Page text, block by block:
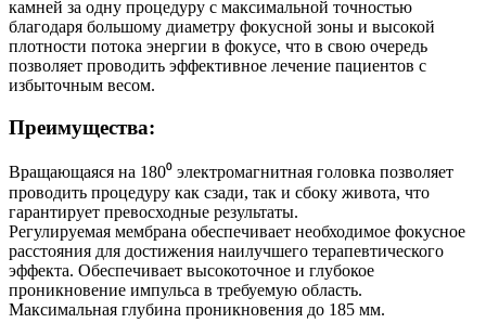
камней за одну процедуру с максимальной точностью
благодаря большому диаметру фокусной зоны и высокой
плотности потока энергии в фокусе, что в свою очередь
позволяет проводить эффективное лечение пациентов с
избыточным весом.
Преимущества:
Вращающаяся на 180⁰ электромагнитная головка позволяет
проводить процедуру как сзади, так и сбоку живота, что
гарантирует превосходные результаты.
Регулируемая мембрана обеспечивает необходимое фокусное
расстояния для достижения наилучшего терапевтического
эффекта. Обеспечивает высокоточное и глубокое
проникновение импульса в требуемую область.
Максимальная глубина проникновения до 185 мм.